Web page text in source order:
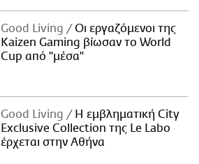
Good Living
Οι εργαζόμενοι της
Kaizen Gaming βίωσαν το World
Cup από "μέσα"
Good Living
Η εμβληματική City
Exclusive Collection της Le Labo
έρχεται στην Αθήνα